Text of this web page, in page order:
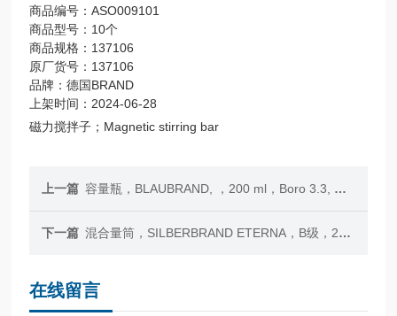
商品编号：ASO009101
商品型号：10个
商品规格：137106
原厂货号：137106
品牌：德国BRAND
上架时间：2024-06-28
磁力搅拌子；Magnetic stirring bar
上一篇 容量瓶，BLAUBRAND, ，200 ml，Boro 3.3, 凸缘瓶口
下一篇 混合量筒，SILBERBRAND ETERNA，B级，25:0.5 ml，Boro 3.3, 14/23，含PP量筒塞
在线留言